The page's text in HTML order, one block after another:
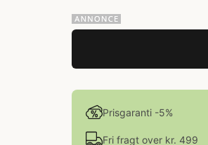
Prisgaranti -5%
Fri fragt over kr. 499